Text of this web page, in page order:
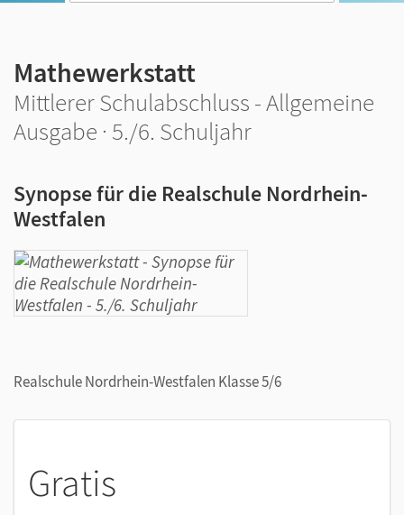
Mathewerkstatt
Mittlerer Schulabschluss - Allgemeine
Ausgabe · 5./6. Schuljahr
Synopse für die Realschule Nordrhein-
Westfalen
Realschule Nordrhein-Westfalen Klasse 5/6
Gratis